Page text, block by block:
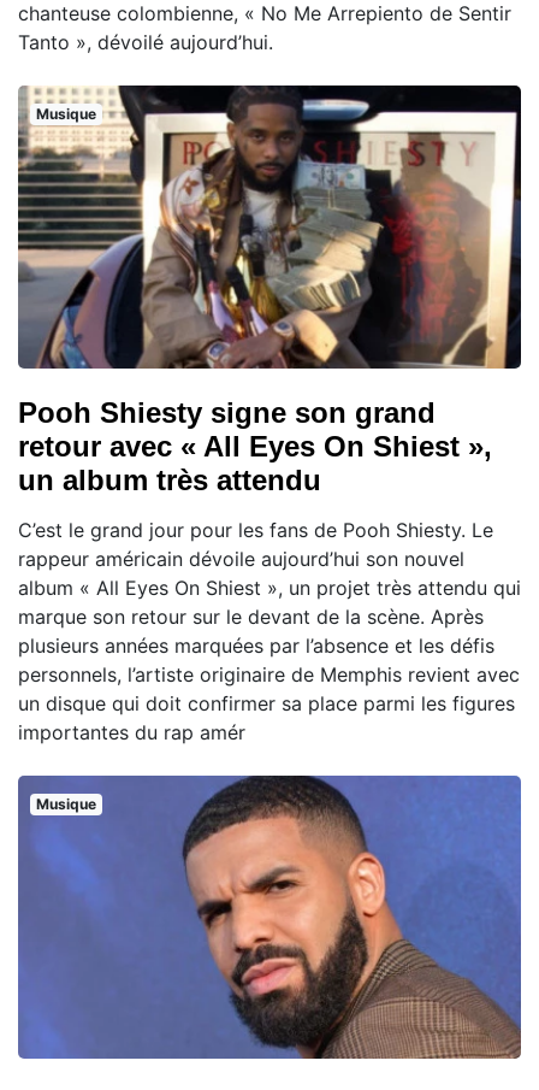
chanteuse colombienne, « No Me Arrepiento de Sentir
Tanto », dévoilé aujourd’hui.
Musique
Pooh Shiesty signe son grand
retour avec « All Eyes On Shiest »,
un album très attendu
C’est le grand jour pour les fans de Pooh Shiesty. Le
rappeur américain dévoile aujourd’hui son nouvel
album « All Eyes On Shiest », un projet très attendu qui
marque son retour sur le devant de la scène. Après
plusieurs années marquées par l’absence et les défis
personnels, l’artiste originaire de Memphis revient avec
un disque qui doit confirmer sa place parmi les figures
importantes du rap amér
Musique